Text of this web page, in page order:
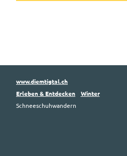
www.diemtigtal.ch
Erleben & Entdecken
Winter
Schneeschuhwandern